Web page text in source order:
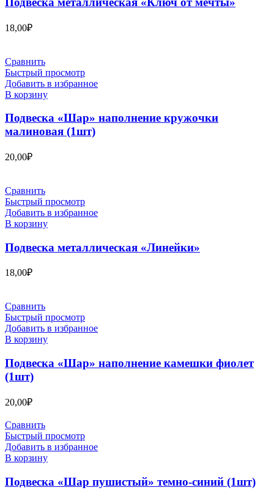
18,00₽
Сравнить
Быстрый просмотр
Добавить в избранное
В корзину
Подвеска «Шар» наполнение кружочки
малиновая (1шт)
20,00₽
Сравнить
Быстрый просмотр
Добавить в избранное
В корзину
Подвеска металлическая «Линейки»
18,00₽
Сравнить
Быстрый просмотр
Добавить в избранное
В корзину
Подвеска «Шар» наполнение камешки фиолет
(1шт)
20,00₽
Сравнить
Быстрый просмотр
Добавить в избранное
В корзину
Подвеска «Шар пушистый» темно-синий (1шт)